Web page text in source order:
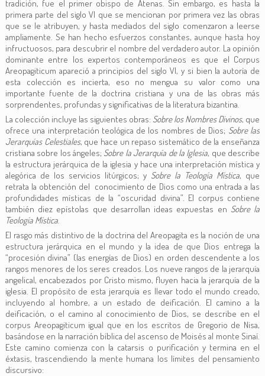
tradición, fue el primer obispo de Atenas. Sin embargo, es hasta la
primera parte del siglo VI que se mencionan por primera vez las obras
que se le atribuyen, y hasta mediados del siglo comenzaron a leerse
ampliamente. Se han hecho esfuerzos constantes, aunque hasta hoy
infructuosos, para descubrir el nombre del verdadero autor. La opinión
dominante entre los expertos contemporáneos es que el Corpus
Areopagiticum apareció a principios del siglo VI, y si bien la autoría de
esta colección es incierta, eso no mengua su valor como una
importante fuente de la doctrina cristiana y una de las obras más
sorprendentes, profundas y significativas de la literatura bizantina.
La colección incluye las siguientes obras: Sobre los Nombres Divinos, que
ofrece una interpretación teológica de los nombres de Dios; Sobre las
Jerarquías Celestiales, que hace un repaso sistemático de la enseñanza
cristiana sobre los ángeles; Sobre la Jerarquía de la Iglesia, que describe
la estructura jerárquica de la iglesia y hace una interpretación mística y
alegórica de los servicios litúrgicos; y Sobre la Teología Mística, que
retrata la obtención del conocimiento de Dios como una entrada a las
profundidades místicas de la “oscuridad divina”. El corpus contiene
también diez epístolas que desarrollan ideas expuestas en Sobre la
Teología Mística.
El rasgo más distintivo de la doctrina del Areopagita es la noción de una
estructura jerárquica en el mundo y la idea de que Dios entrega la
“procesión divina” (las energías de Dios) en orden descendente a los
rangos menores de los seres creados. Los nueve rangos de la jerarquía
angelical, encabezados por Cristo mismo, fluyen hacia la jerarquía de la
iglesia. El propósito de esta jerarquía es llevar todo el mundo creado,
incluyendo al hombre, a un estado de deificación. El camino a la
deificación, o el camino al conocimiento de Dios, se describe en el
corpus Areopagiticum igual que en los escritos de Gregorio de Nisa,
basándose en la narración bíblica del ascenso de Moisés al monte Sinaí.
Este camino comienza con la catarsis o purificación y termina en el
éxtasis, trascendiendo la mente humana los límites del pensamiento
discursivo: